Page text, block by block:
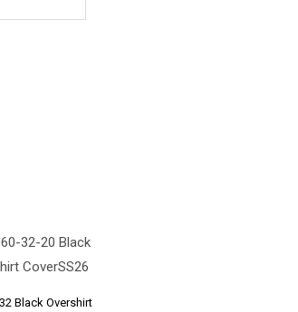
Black Overshirt